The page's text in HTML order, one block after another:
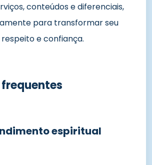
conteúdos e diferenciais,
para transformar seu
e confiança.
espiritual